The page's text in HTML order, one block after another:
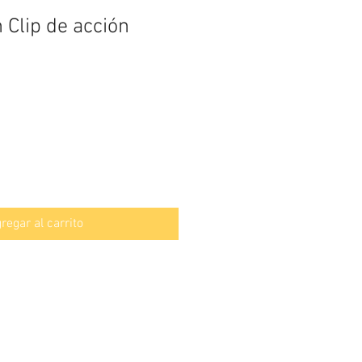
de acción
al carrito